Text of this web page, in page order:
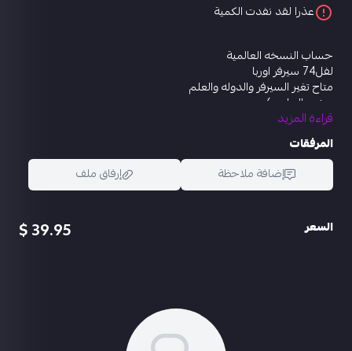
عذرا لقد نفدت الكمية
حساب النسخه العالمية
لفل74 سيرفر اوربا
متاح تغير السيرفر والدوله والعلم
مختبر التطوير 6
يو ام بي البيانو. ماكس
قروزا الليلة الساحرة لفل1
ديبي اليشب لفل1
ام كي 47 الأرنب المتوحش لفل1
ربط الحساب ايميل ورقم متاح بعد 4 ايام ضمان الين تلغي
قراءة المزيد
المرفقات
إضافة ملاحظة
إرفاق ملف
السعر 39.95 $